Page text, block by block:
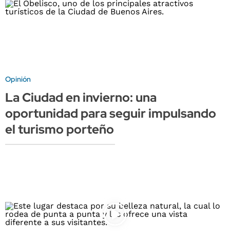
Opinión
La Ciudad en invierno: una
oportunidad para seguir impulsando
el turismo porteño